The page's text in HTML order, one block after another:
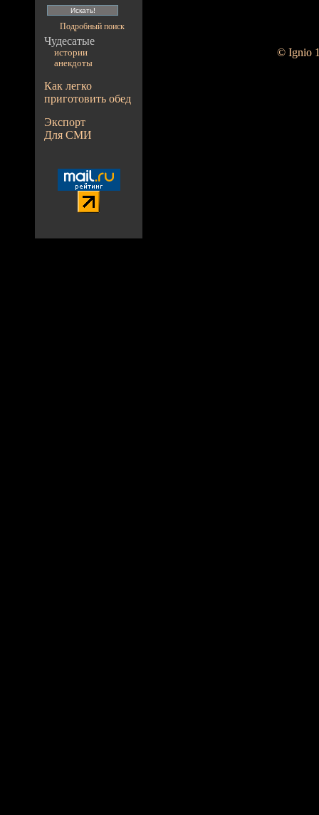
Подробный поиск
Чудесатые
истории
анекдоты
Как легко
приготовить обед
Экспорт
Для СМИ
© Ignio